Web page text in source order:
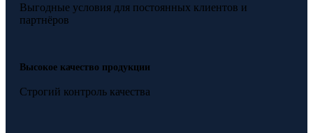
Выгодные условия для постоянных клиентов и
партнёров
Высокое качество продукции
Строгий контроль качества